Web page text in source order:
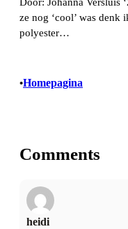
Door: Johanna Versluis
ze nog ‘cool’ was denk
polyester…
•Homepagina
Comments
heidi